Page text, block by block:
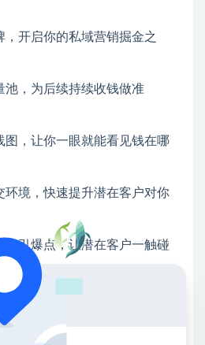
，开启你的私域营销掘金之
池，为后续持续收钱做准
图，让你一眼就能看见钱在哪
环境，快速提升潜在客户对你
心引爆点，让潜在客户一触碰
，让潜在客户一找你咨询就能